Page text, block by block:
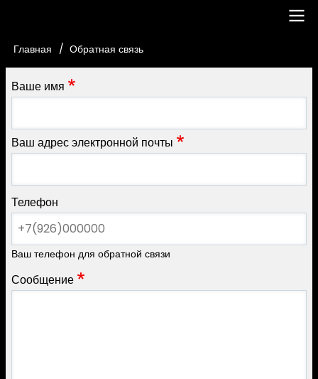
основному
содержанию
Main
navigation
Строка
навигации
Главная Обратная связь
Ваше имя
Ваш адрес электронной почты
Телефон
Ваш телефон для обратной связи
Сообщение